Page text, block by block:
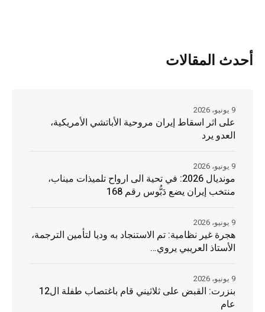
أحدث المقالات
على اثر اسقاط إيران مروحية الأباتشي الأمريكية،
العدو يرد
9 يونيو، 2026
مونديال 2026: في تحية الى ارواح تلميذات ميناب،
منتخب إيران يضع دَبُّوس رقم 168
9 يونيو، 2026
هجرة غير نظامية: تم الاستنجاد به وديا لتأمين الترجمة،
الأستاذ العريبي يروي…
9 يونيو، 2026
بنزرت: القبض على ثلاثيني قام باغتصاب طفلة ال12
عام
9 يونيو، 2026